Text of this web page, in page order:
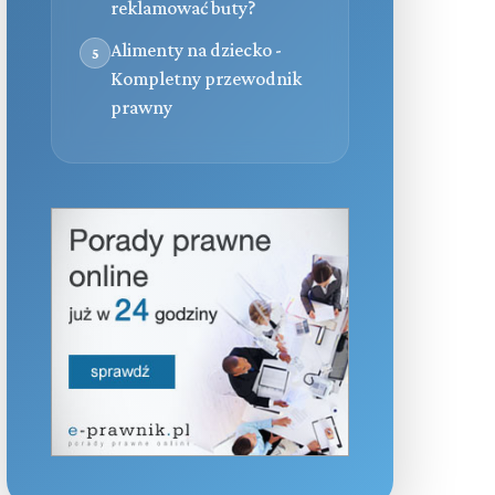
reklamować buty?
5
Alimenty na dziecko -
Kompletny przewodnik
prawny